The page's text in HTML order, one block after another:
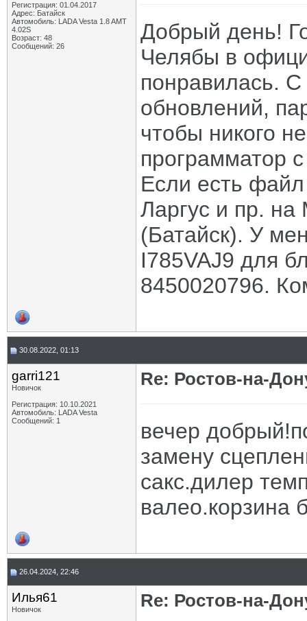
Регистрация: 01.04.2017
Адрес: Батайск
Автомобиль: LADA Vesta 1.8 AMT
4.02S
Возраст: 48
Сообщений: 26
Добрый день!
Челябы в
понравилась.
обновлений,
чтобы никого
программатор
Если есть
Ларгус и пр. на
(Батайск). У
I785VAJ9 для
8450020796.
30.08.2022, 01:13
garri121
Новичок
Регистрация: 10.10.2021
Автомобиль: LADA Vesta
Сообщений: 1
Re: Ростов-на-
вечер
замену
сакс.дилер
валео.корзина
26.04.2024, 22:46
Илья61
Новичок
Re: Ростов-на-